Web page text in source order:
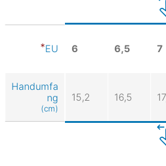
EU 6 6,5 7
Handumfa
ng
(cm)
15,2 16,5